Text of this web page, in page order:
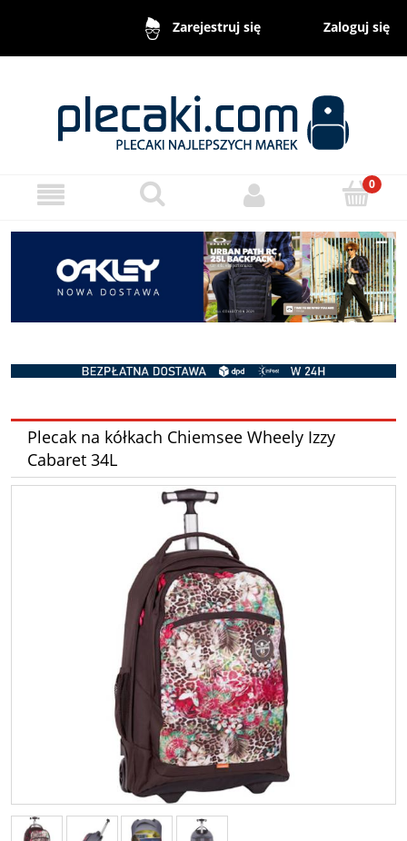
Zarejestruj się Zaloguj się
Plecak na kółkach Chiemsee Wheely Izzy
Cabaret 34L